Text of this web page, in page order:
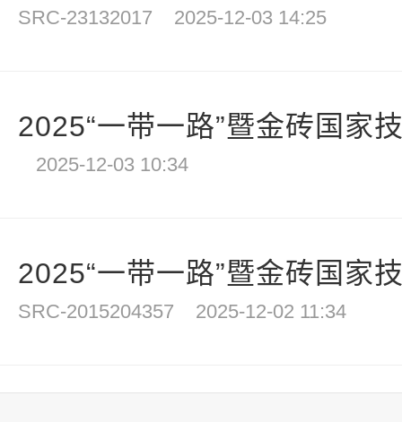
SRC-23132017 2025-12-03 14:25
2025“一带一路”暨金砖国家
2025-12-03 10:34
2025“一带一路”暨金砖国家
SRC-2015204357 2025-12-02 11:34